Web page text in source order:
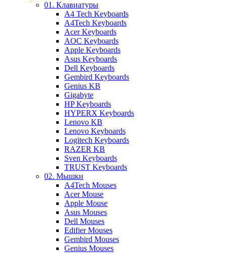
01. Клавиатуры
A4 Tech Keyboards
A4Tech Keyboards
Acer Keyboards
AOC Keyboards
Apple Keyboards
Asus Keyboards
Dell Keyboards
Gembird Keyboards
Genius KB
Gigabyte
HP Keyboards
HYPERX Keyboards
Lenovo KB
Lenovo Keyboards
Logitech Keyboards
RAZER KB
Sven Keyboards
TRUST Keyboards
02. Мышки
A4Tech Mouses
Acer Mouse
Apple Mouse
Asus Mouses
Dell Mouses
Edifier Mouses
Gembird Mouses
Genius Mouses